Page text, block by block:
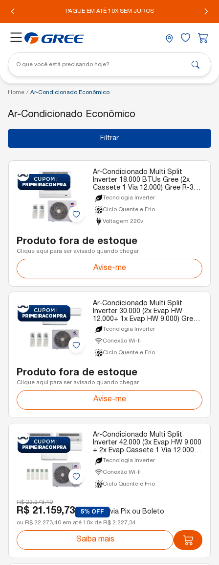
PAGUE EM ATÉ 10X SEM JUROS
Home / Ar-Condicionado Econômico
Ar-Condicionado Econômico
Filtrar
Ar-Condicionado Multi Split
Inverter 18.000 BTUs Gree (2x
Cassete 1 Via 12.000) Gree R-32
Quente e Frio 220v
Tecnologia Inverter
Ciclo Quente e Frio
Voltagem 220v
Produto fora de estoque
Clique aqui para ser avisado quando chegar
Avise-me
Ar-Condicionado Multi Split
Inverter 30.000 (2x Evap HW
12.000+ 1x Evap HW 9.000) Gree
Quente/Frio R-32 220v
Tecnologia Inverter
Conexão Wi-fi
Ciclo Quente e Frio
Produto fora de estoque
Clique aqui para ser avisado quando chegar
Avise-me
Ar-Condicionado Multi Split
Inverter 42.000 (3x Evap HW 9.000
+ 2x Evap Cassete 1 Via 12.000)
Gree Quente/Frio R-32 220v
Tecnologia Inverter
Conexão Wi-fi
Ciclo Quente e Frio
R$ 22.273,40
R$ 21.159,73 5% OFF via Pix ou Boleto
ou R$ 22.273,40 em até 10x de R$ 2.227,34
Saiba mais